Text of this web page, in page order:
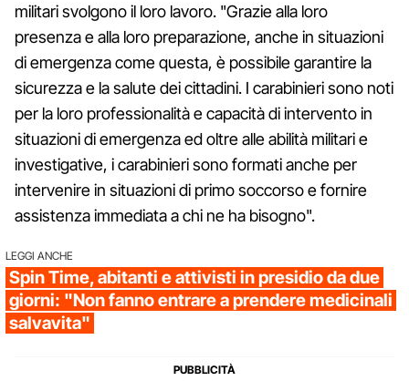
militari svolgono il loro lavoro. "Grazie alla loro
presenza e alla loro preparazione, anche in situazioni
di emergenza come questa, è possibile garantire la
sicurezza e la salute dei cittadini. I carabinieri sono noti
per la loro professionalità e capacità di intervento in
situazioni di emergenza ed oltre alle abilità militari e
investigative, i carabinieri sono formati anche per
intervenire in situazioni di primo soccorso e fornire
assistenza immediata a chi ne ha bisogno".
LEGGI ANCHE
Spin Time, abitanti e attivisti in presidio da due
giorni: "Non fanno entrare a prendere medicinali
salvavita"